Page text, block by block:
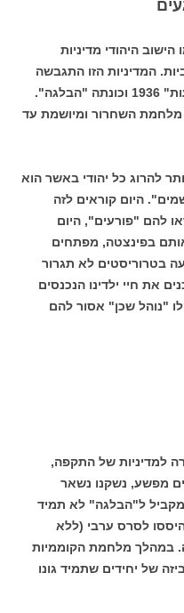
היהודי מדיניות
המדיניות הזו התגבשה
כתורת לחימה אסטרטגית ב"מאורעות" 1936 וכונתה "הבלגה".
השחרור ומיושמת עד
להרוג כל יהודי באשר הוא
היום קוראים לזה
להם "פורעים", היום
בפינצטה, מפתחים
בטרוריסטים לא תגרור
את חיי ילדינו הנכנסים
"נוהל שכן" אסור להם
למדיניות של התקפה,
מפשע, נשקנו נשאר
ל"הבלגה" לא תמיד
לסרס ערבי (ללא
במהלך מלחמת הקוממיות
של יחידים שתמיד גונו